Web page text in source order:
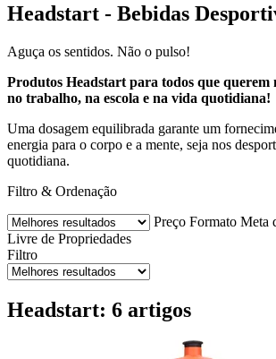
Headstart - Bebidas
Aguça os sentidos. Não o pulso!
Produtos Headstart para todos que querem
no trabalho, na escola e na vida quotidiana!
Uma dosagem equilibrada garante um
energia para o corpo e a mente, seja nos
quotidiana.
Filtro & Ordenação
Preço Formato Meta
Livre de Propriedades
Filtro
Headstart: 6 artigos